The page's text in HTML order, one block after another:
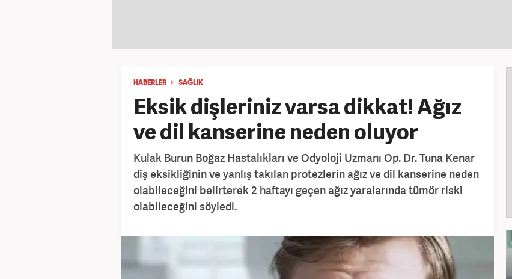
HABERLER SAĞLIK
Eksik dişleriniz varsa dikkat! Ağız
ve dil kanserine neden oluyor
Kulak Burun Boğaz Hastalıkları ve Odyoloji Uzmanı Op. Dr. Tuna Kenar
diş eksikliğinin ve yanlış takılan protezlerin ağız ve dil kanserine neden
olabileceğini belirterek 2 haftayı geçen ağız yaralarında tümör riski
olabileceğini söyledi.